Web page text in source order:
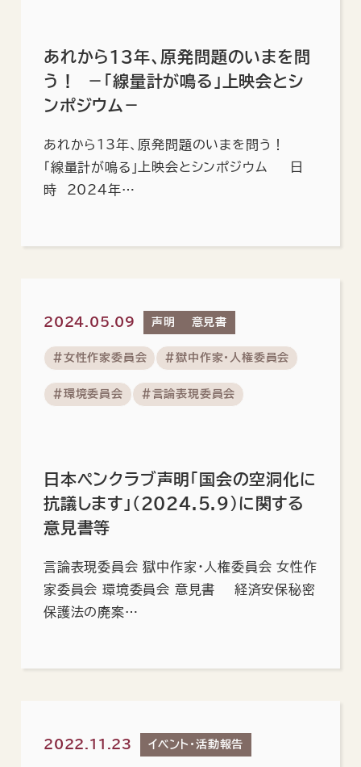
あれから13年、原発問題のいまを問
う！ －「線量計が鳴る」上映会とシ
ンポジウム－
あれから13年、原発問題のいまを問う！ ―
「線量計が鳴る」上映会とシンポジウム ― 日
時 2024年…
2024.05.09 声明 意見書
#女性作家委員会 #獄中作家・人権委員会
#環境委員会 #言論表現委員会
日本ペンクラブ声明「国会の空洞化に
抗議します」(2024.5.9)に関する
意見書等
言論表現委員会 獄中作家・人権委員会 女性作
家委員会 環境委員会 意見書 経済安保秘密
保護法の廃案…
2022.11.23 イベント・活動報告